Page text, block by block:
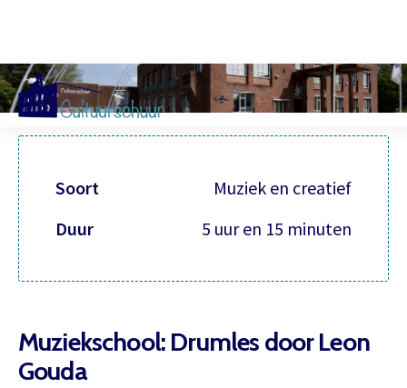
Muziekschool: Drumles door Leon
Gouda
Soort
Muziek en creatief
Duur
5 uur en 15 minuten